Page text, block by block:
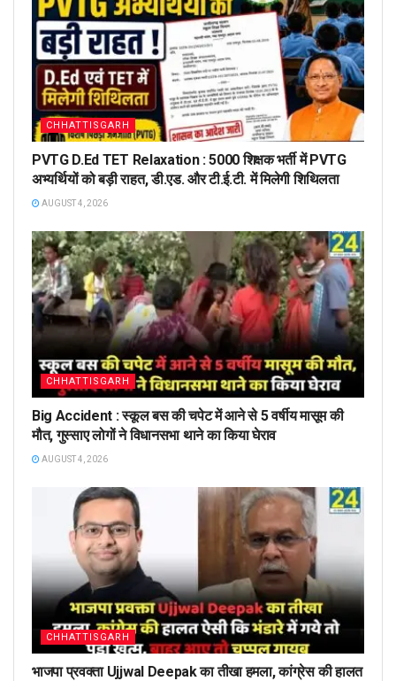
CHHATTISGARH
PVTG D.Ed TET Relaxation : 5000 शिक्षक भर्ती में PVTG
अभ्यर्थियों को बड़ी राहत, डी.एड. और टी.ई.टी. में मिलेगी शिथिलता
AUGUST 4, 2026
CHHATTISGARH
Big Accident : स्कूल बस की चपेट में आने से 5 वर्षीय मासूम की
मौत, गुस्साए लोगों ने विधानसभा थाने का किया घेराव
AUGUST 4, 2026
CHHATTISGARH
भाजपा प्रवक्ता Ujjwal Deepak का तीखा हमला, कांग्रेस की हालत